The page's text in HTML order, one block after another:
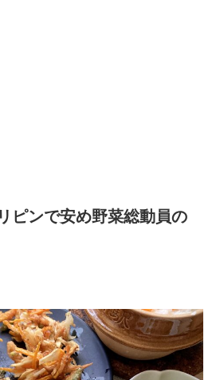
ピンで安め野菜総動員の